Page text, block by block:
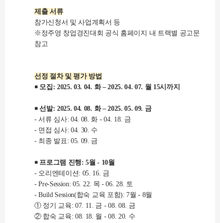
제출 서류
참가신청서 및 사업계획서 등
※정주영 창업경진대회 공식 홈페이지 내 트랙별 공고문
참고
선정 절차 및 평가 방법
￭ 모집: 2025. 03. 04. 화 – 2025. 04. 07. 월 15시까지
￭ 선발: 2025. 04. 08. 화 – 2025. 05. 09. 금
- 서류 심사: 04. 08. 화 - 04. 18. 금
- 면접 심사: 04. 30. 수
- 최종 발표: 05. 09. 금
￭ 프로그램 진행: 5월 - 10월
- 오리엔테이션: 05. 16. 금
- Pre-Session: 05. 22. 목 - 06. 28. 토
- Build Session(합숙 교육 포함): 7월 - 8월
① 정기 교육: 07. 11. 금 - 08. 08. 금
② 합숙 교육: 08. 18. 월 - 08. 20. 수